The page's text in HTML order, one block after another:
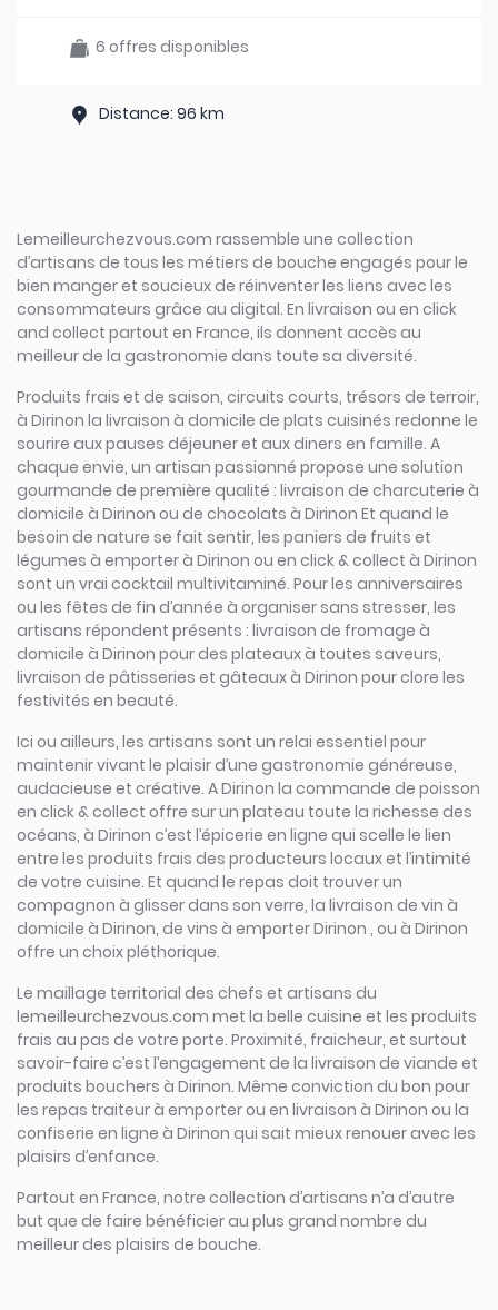
6 offres disponibles
Distance: 96 km
Lemeilleurchezvous.com rassemble une collection
d’artisans de tous les métiers de bouche engagés pour le
bien manger et soucieux de réinventer les liens avec les
consommateurs grâce au digital. En livraison ou en click
and collect partout en France, ils donnent accès au
meilleur de la gastronomie dans toute sa diversité.
Produits frais et de saison, circuits courts, trésors de terroir,
à Dirinon la livraison à domicile de plats cuisinés redonne le
sourire aux pauses déjeuner et aux diners en famille. A
chaque envie, un artisan passionné propose une solution
gourmande de première qualité : livraison de charcuterie à
domicile à Dirinon ou de chocolats à Dirinon Et quand le
besoin de nature se fait sentir, les paniers de fruits et
légumes à emporter à Dirinon ou en click & collect à Dirinon
sont un vrai cocktail multivitaminé. Pour les anniversaires
ou les fêtes de fin d’année à organiser sans stresser, les
artisans répondent présents : livraison de fromage à
domicile à Dirinon pour des plateaux à toutes saveurs,
livraison de pâtisseries et gâteaux à Dirinon pour clore les
festivités en beauté.
Ici ou ailleurs, les artisans sont un relai essentiel pour
maintenir vivant le plaisir d’une gastronomie généreuse,
audacieuse et créative. A Dirinon la commande de poisson
en click & collect offre sur un plateau toute la richesse des
océans, à Dirinon c’est l’épicerie en ligne qui scelle le lien
entre les produits frais des producteurs locaux et l’intimité
de votre cuisine. Et quand le repas doit trouver un
compagnon à glisser dans son verre, la livraison de vin à
domicile à Dirinon, de vins à emporter Dirinon , ou à Dirinon
offre un choix pléthorique.
Le maillage territorial des chefs et artisans du
lemeilleurchezvous.com met la belle cuisine et les produits
frais au pas de votre porte. Proximité, fraicheur, et surtout
savoir-faire c’est l’engagement de la livraison de viande et
produits bouchers à Dirinon. Même conviction du bon pour
les repas traiteur à emporter ou en livraison à Dirinon ou la
confiserie en ligne à Dirinon qui sait mieux renouer avec les
plaisirs d’enfance.
Partout en France, notre collection d’artisans n’a d’autre
but que de faire bénéficier au plus grand nombre du
meilleur des plaisirs de bouche.